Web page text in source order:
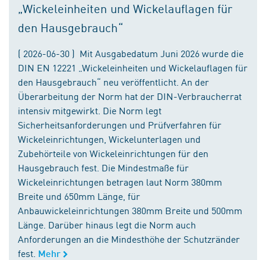
„Wickeleinheiten und Wickelauflagen für
den Hausgebrauch“
( 2026-06-30 ) Mit Ausgabedatum Juni 2026 wurde die
DIN EN 12221 „Wickeleinheiten und Wickelauflagen für
den Hausgebrauch“ neu veröffentlicht. An der
Überarbeitung der Norm hat der DIN-Verbraucherrat
intensiv mitgewirkt. Die Norm legt
Sicherheitsanforderungen und Prüfverfahren für
Wickeleinrichtungen, Wickelunterlagen und
Zubehörteile von Wickeleinrichtungen für den
Hausgebrauch fest. Die Mindestmaße für
Wickeleinrichtungen betragen laut Norm 380mm
Breite und 650mm Länge, für
Anbauwickeleinrichtungen 380mm Breite und 500mm
Länge. Darüber hinaus legt die Norm auch
Anforderungen an die Mindesthöhe der Schutzränder
fest. Mehr